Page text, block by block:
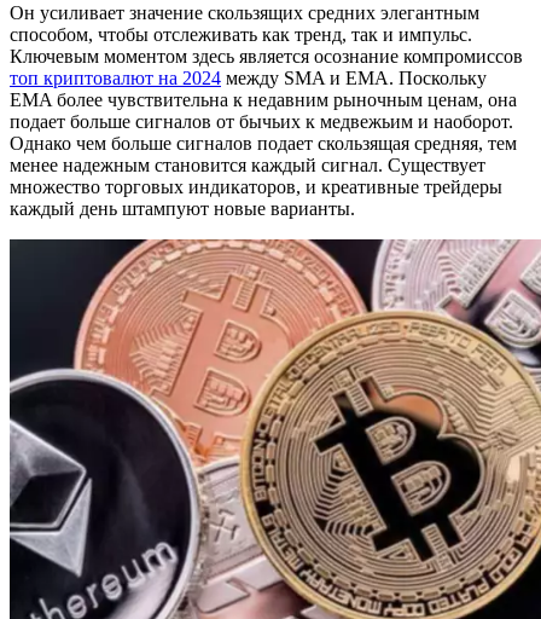
Он усиливает значение скользящих средних элегантным
способом, чтобы отслеживать как тренд, так и импульс.
Ключевым моментом здесь является осознание компромиссов
топ криптовалют на 2024 между SMA и EMA. Поскольку
EMA более чувствительна к недавним рыночным ценам, она
подает больше сигналов от бычьих к медвежьим и наоборот.
Однако чем больше сигналов подает скользящая средняя, ​​тем
менее надежным становится каждый сигнал. Существует
множество торговых индикаторов, и креативные трейдеры
каждый день штампуют новые варианты.